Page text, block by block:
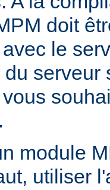
doit
le
serveur
module
utiliser